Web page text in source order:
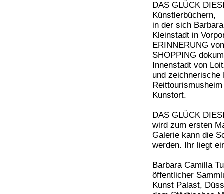
DAS GLÜCK
Künstlerbüchern,
in der sich
Kleinstadt in
ERINNERUNG
SHOPPING
Innenstadt von
und zeichnerische
Kunstort.
DAS GLÜCK
wird zum ersten
Galerie kann die
werden. Ihr liegt
Barbara Camilla
öffentlicher
Kunst Palast,